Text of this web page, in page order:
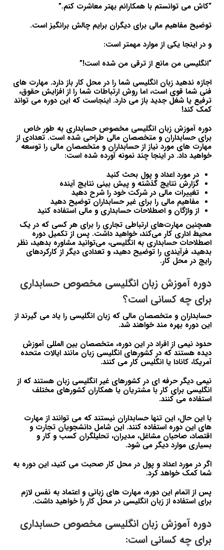
“کاش می توانستم با همکارانم بهتر معاشرت کنم.”
توضیح مفاهیم مالی برای دیگران برایم چالش برانگیز است.
و در اینجا یکی از موارد مهمتر است:
“انگلیسی من مانع از ترقی من شده است!”
اجازه ندهید زبان انگلیسی شما را در محل کار باز دارد. مهارت های
فنی شما قوی است، اما روش ارتباطات شما را از افزایش حقوق،
ترفیع یا شغل جدید باز می دارد. اینجاست که این دوره می تواند
کمک کند!
دوره آموزش زبان انگلیسی مخصوص حسابداری به طور خاص
برای حسابداران و متخصصان مالی طراحی شده است. تعدادی از
مهارت های مورد نیاز از حسابداران و متخصصان مالی را توسعه
خواهید داد. در اینجا چند نمونه آورده شده است:
در مورد اعداد و پول بحث کنید
گزارش نتایج گذشته و پیش بینی نتایج آینده
تغییرات مالی در شرکت خود را شرح دهید
مفاهیم مالی را برای غیر حسابداران توضیح دهید
از واژگان و اصطلاحات حسابداری و مالی استفاده کنید
همچنین مهارت‌های ارتباطی تجاری را برای هر کسی که در یک
محیط اداری کار می‌کند، خواهید داشت. پس از تکمیل دوره
اصطلاحات حسابداری به انگلیسی، می‌توانید مشاوره بدهید، نظر
بدهید، فرآیندی را توضیح دهید، و تعدادی دیگر از کارکردهای
رایج در محل کار.
دوره آموزش زبان انگلیسی مخصوص حسابداری
برای چه کسانی است؟
حسابداران و متخصصان مالی که زبان انگلیسی را یاد می گیرند از
این دوره بهره مند خواهند شد.
حدود نیمی از افراد در این دوره، متخصصان بین المللی آموزش
دیده هستند که در کشورهای انگلیسی زبان مانند ایالات متحده
آمریکا، کانادا یا انگلیس کار می کنند.
نیمی دیگر حرفه ای در کشورهای غیر انگلیسی زبان هستند که از
انگلیسی برای کار با مشتریان یا همکاران کشورهای مختلف
استفاده می کنند.
با این حال، این تنها حسابداران نیستند که می توانند از مهارت
های این دوره استفاده کنند. این شامل دانشجویان تجارت و
اقتصاد، صاحبان مشاغل، مدیران، تحلیلگران کسب و کار و
بسیاری موارد دیگر می شود.
اگر در مورد اعداد و پول در محل کار صحبت می کنید، این دوره به
شما کمک خواهد کرد.
پس از اتمام این دوره، مهارت های زبانی و اعتماد به نفس لازم
برای استفاده از زبان انگلیسی در محل کار را خواهید داشت.
دوره آموزش زبان انگلیسی مخصوص حسابداری
برای چه کسانی است: